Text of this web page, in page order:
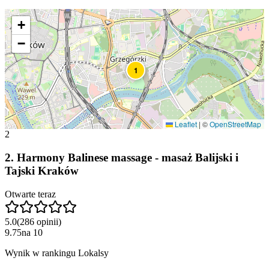
1
+
−
Leaflet | ©OpenStreetMap
2
2. Harmony Balinese massage - masaż Balijski i
Tajski Kraków
Otwarte teraz
5.0(286 opinii)
9.75na 10
Wynik w rankingu Lokalsy